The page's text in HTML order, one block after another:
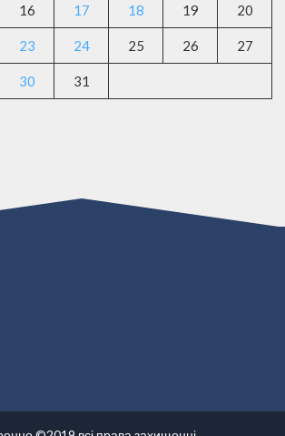
16 17 18 19 20
23 24 25 26 27
30 31